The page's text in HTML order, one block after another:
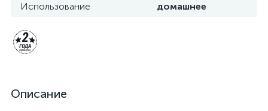
Использование
домашнее
Описание